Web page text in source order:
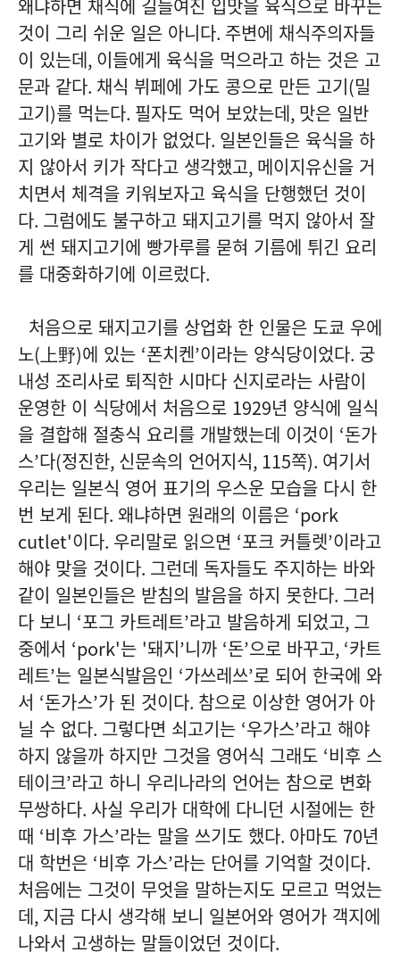
왜냐하면 채식에 길들여진 입맛을 육식으로 바꾸는
것이 그리 쉬운 일은 아니다. 주변에 채식주의자들
이 있는데, 이들에게 육식을 먹으라고 하는 것은 고
문과 같다. 채식 뷔페에 가도 콩으로 만든 고기(밀
고기)를 먹는다. 필자도 먹어 보았는데, 맛은 일반
고기와 별로 차이가 없었다. 일본인들은 육식을 하
지 않아서 키가 작다고 생각했고, 메이지유신을 거
치면서 체격을 키워보자고 육식을 단행했던 것이
다. 그럼에도 불구하고 돼지고기를 먹지 않아서 잘
게 썬 돼지고기에 빵가루를 묻혀 기름에 튀긴 요리
를 대중화하기에 이르렀다.
처음으로 돼지고기를 상업화 한 인물은 도쿄 우에
노(上野)에 있는 ‘폰치켄’이라는 양식당이었다. 궁
내성 조리사로 퇴직한 시마다 신지로라는 사람이
운영한 이 식당에서 처음으로 1929년 양식에 일식
을 결합해 절충식 요리를 개발했는데 이것이 ‘돈가
스’다(정진한, 신문속의 언어지식, 115쪽). 여기서
우리는 일본식 영어 표기의 우스운 모습을 다시 한
번 보게 된다. 왜냐하면 원래의 이름은 ‘pork
cutlet'이다. 우리말로 읽으면 ‘포크 커틀렛’이라고
해야 맞을 것이다. 그런데 독자들도 주지하는 바와
같이 일본인들은 받침의 발음을 하지 못한다. 그러
다 보니 ‘포그 카트레트’라고 발음하게 되었고, 그
중에서 ‘pork'는 '돼지’니까 ‘돈’으로 바꾸고, ‘카트
레트’는 일본식발음인 ‘가쓰레쓰’로 되어 한국에 와
서 ‘돈가스’가 된 것이다. 참으로 이상한 영어가 아
닐 수 없다. 그렇다면 쇠고기는 ‘우가스’라고 해야
하지 않을까 하지만 그것을 영어식 그래도 ‘비후 스
테이크’라고 하니 우리나라의 언어는 참으로 변화
무쌍하다. 사실 우리가 대학에 다니던 시절에는 한
때 ‘비후 가스’라는 말을 쓰기도 했다. 아마도 70년
대 학번은 ‘비후 가스’라는 단어를 기억할 것이다.
처음에는 그것이 무엇을 말하는지도 모르고 먹었는
데, 지금 다시 생각해 보니 일본어와 영어가 객지에
나와서 고생하는 말들이었던 것이다.